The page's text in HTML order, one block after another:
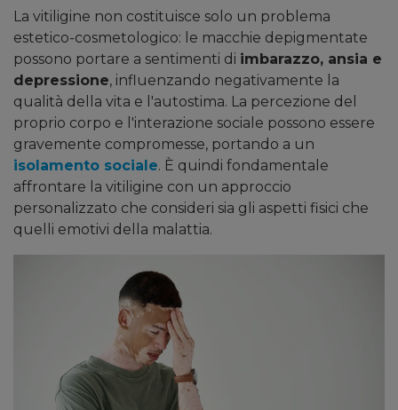
La vitiligine non costituisce solo un problema
estetico-cosmetologico: le macchie depigmentate
possono portare a sentimenti di imbarazzo, ansia e
depressione, influenzando negativamente la
qualità della vita e l'autostima. La percezione del
proprio corpo e l'interazione sociale possono essere
gravemente compromesse, portando a un
isolamento sociale. È quindi fondamentale
affrontare la vitiligine con un approccio
personalizzato che consideri sia gli aspetti fisici che
quelli emotivi della malattia.